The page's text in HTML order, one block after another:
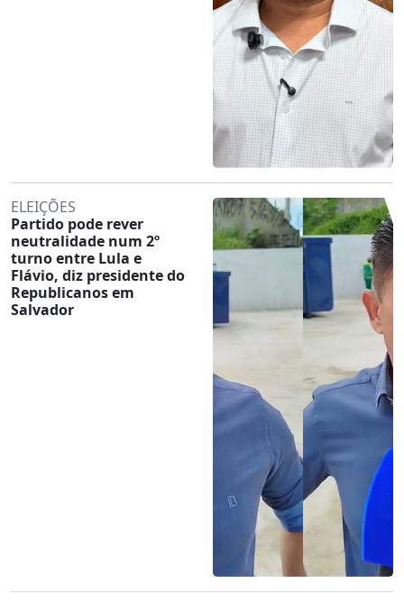
ELEIÇÕES
Partido pode rever
neutralidade num 2º
turno entre Lula e
Flávio, diz presidente do
Republicanos em
Salvador